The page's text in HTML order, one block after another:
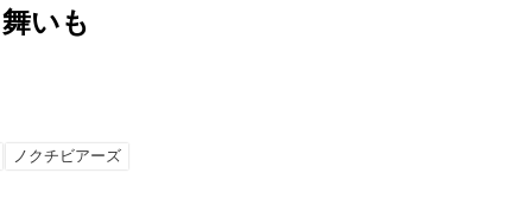
いも
ノクチビアーズ